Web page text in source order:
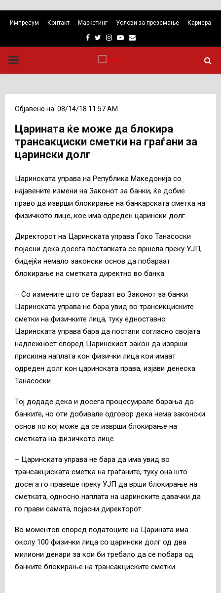
Импресум Контакт Маркетинг Услови за преземање Кариера
Facebook
TwitterInstagram
Youtube
Email
PRIMARY
Објавено на: 08/14/18 11:57 AM
Царината ќе може да блокира
трансакциски сметки на граѓани за
царински долг
Царинската управа на Република Македонија со
најавените измени на Законот за банки, ќе добие
право да изврши блокирање на банкарската сметка на
физичкото лице, кое има одреден царински долг.
Директорот на Царинската управа Ѓоко Танасоски
појасни дека досега постапката се вршела преку УЈП,
бидејќи немало законски основ да побараат
блокирање на сметката директно во банка.
– Со измените што се бараат во Законот за банки
Царинската управа не бара увид во трансикциските
сметки на физичките лица, туку едноставно
Царинската управа бара да постапи согласно својата
надлежност според Царинскиот закон да изврши
присилна наплата кон физички лица кои имаат
одреден долг кон царинската права, изјави денеска
Танасоски.
Тој додаде дека и досега процесуирале барања до
банките, но оти добивале одговор дека нема законски
основ по кој може да се изврши блокирање на
сметката на физичкото лице.
– Царинската управа не бара да има увид во
трансакциската сметка на граѓаните, туку она што
досега го правеше преку УЈП да врши блокирање на
сметката, односно наплата на царинските давачки да
го прави самата, појасни директорот.
Во моментов според податоците на Царината има
околу 100 физички лица со царински долг од два
милиони денари за кои би требало да се побара од
банките блокирање на трансакциските сметки.